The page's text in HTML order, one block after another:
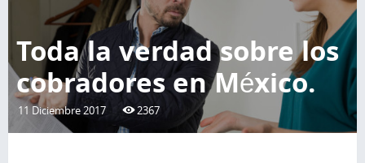
Toda la verdad sobre los
cobradores en México.
11 Diciembre 2017 2367